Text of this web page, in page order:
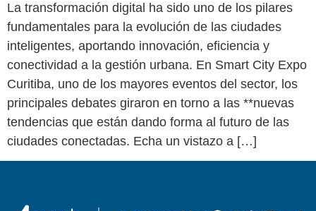
La transformación digital ha sido uno de los pilares
fundamentales para la evolución de las ciudades
inteligentes, aportando innovación, eficiencia y
conectividad a la gestión urbana. En Smart City Expo
Curitiba, uno de los mayores eventos del sector, los
principales debates giraron en torno a las **nuevas
tendencias que están dando forma al futuro de las
ciudades conectadas. Echa un vistazo a […]